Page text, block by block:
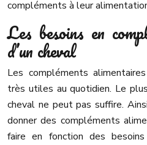
compléments à leur
Les besoins en
d’un cheval
Les compléments
très utiles au quotidien. Le
cheval ne peut pas suffire.
donner des compléments
faire en fonction des